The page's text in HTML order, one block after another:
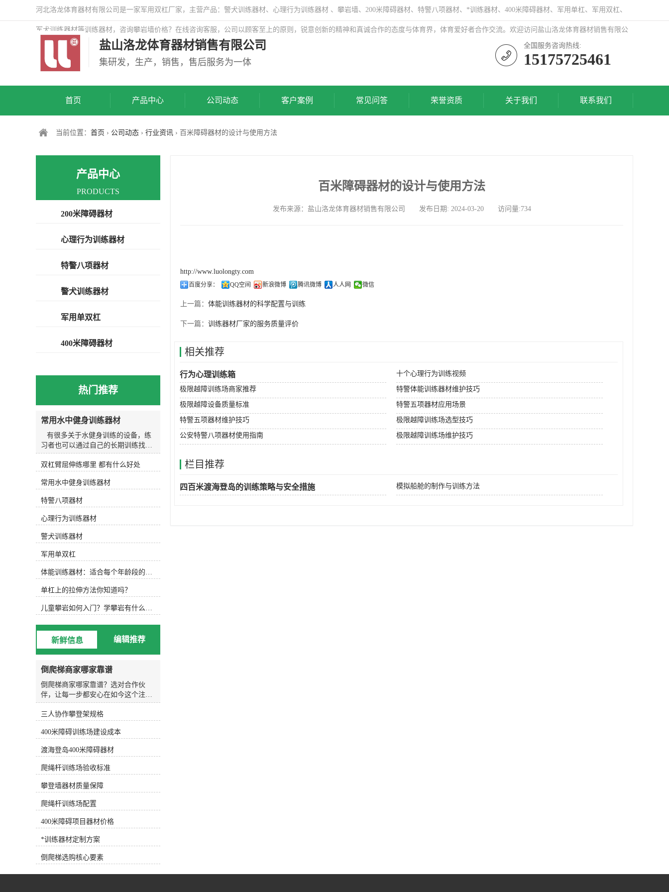
河北洛龙体育器材有限公司是一家军用双杠厂家，主营产品：警犬训练器材、心理行为训练器材 、攀岩墙、200米障碍器材、特警八项器材、*训练器材、400米障碍器材、军用单杠、军用双杠、
军犬训练器材等训练器材，咨询攀岩墙价格？在线咨询客服，公司以顾客至上的原则，锐意创新的精神和真诚合作的态度与体育界，体育爱好者合作交流。欢迎访问盐山洛龙体育器材销售有限公
盐山洛龙体育器材销售有限公司
集研发，生产，销售，售后服务为一体
全国服务咨询热线:
15175725461
首页 产品中心 公司动态 客户案例 常见问答 荣誉资质 关于我们 联系我们
当前位置： 首页 › 公司动态 › 行业资讯 › 百米障碍器材的设计与使用方法
百米障碍器材的设计与使用方法
发布来源：盐山洛龙体育器材销售有限公司 发布日期: 2024-03-20 访问量:734
http://www.luolongty.com
百度分享： QQ空间 新浪微博 腾讯微博 人人网 微信
上一篇： 体能训练器材的科学配置与训练
下一篇： 训练器材厂家的服务质量评价
相关推荐
行为心理训练箱 十个心理行为训练视频
极限越障训练场商家推荐 特警体能训练器材维护技巧
极限越障设备质量标准 特警五项器材应用场景
特警五项器材维护技巧 极限越障训练场选型技巧
公安特警八项器材使用指南 极限越障训练场维护技巧
栏目推荐
四百米渡海登岛的训练策略与安全措施 模拟船舱的制作与训练方法
产品中心
PRODUCTS
200米障碍器材
心理行为训练器材
特警八项器材
警犬训练器材
军用单双杠
400米障碍器材
热门推荐
常用水中健身训练器材
有很多关于水健身训练的设备，练
习者也可以通过自己的长期训练找到
和发明适合自己的水训练设备。今天
主要介绍以下设备，可根据实际水训
滑鞋 游泳池底部很滑，可以穿防滑
鞋，防止动作变形，稳定完成所需动
作。2.水阻手套水阻手套 徒手运动
后，可选择抗组设备，增加运动难
度，通过阻力手套增加划水面积，练
习水中手臂运动。3.水中健身棒水中
浮力健身棒 水中的健身棒不仅可以
为练习者提供浮力，还可以通过浮力
提供抗组训练，增加练习难度，非常
实用。此外，健身棒具有很强的可塑
性，可以增加练习兴趣，摆出各种创
意造型。4.水中健身哑铃浮力哑铃
类似于水中健身棒，水中健身哑铃也
能为练习者提供浮力和阻力，用哑铃
进行的水中搏击强度很大！5.阻力葵
花阻力葵花向日葵鞋套的阻力 向日
葵可以手持或穿在脚上，以增加水的
面积和水的阻力。6.打水板打水板
水板是游泳场较常见、较方便的设
备，随处可见，也可用作抗阻训练设
备。7.浮力腰带深水浮力腰带 将浮
力带系在腰部，可为人体提供巨大的
浮力，使练习者在水中轻松完成训练
练习者各自的健身目标需求，可以选
择和使用健身器材，事半功倍！
双杠臂屈伸练哪里 都有什么好处
常用水中健身训练器材
特警八项器材
心理行为训练器材
警犬训练器材
军用单双杠
体能训练器材：适合每个年龄段的训练
单杠上的拉伸方法你知道吗？
儿童攀岩如何入门？学攀岩有什么好处？带娃攀岩两年的全面经验分享
新鲜信息 编辑推荐
倒爬梯商家哪家靠谱
倒爬梯商家哪家靠谱？选对合作伙
伴，让每一步都安心在如今这个注重
健康与户外运动的时代，越来越多的
人开始寻求更专业、更安全的训练器
作为特定康复性锻炼的辅助工具，倒
爬梯（也常被称为反向爬梯或仰式爬
梯）凭借其独特的锻炼价值，逐渐走
进了大众视野。然而，面对市场上琳
琅满目的品牌和参差不齐的质量，如
何挑选一家靠谱的倒爬梯生产商家，
成了许多采购者和健身爱好者头疼的
问题。选择倒爬梯，不能只看“样子”
外观所迷惑，认为只要钢材够粗、焊
接够牢就行。但实际上，一台合格的
倒爬梯涉及人体工学设计、承重力学
计算、表面防滑处理以及长期使用的
耐候性等多个维度。劣质的倒爬梯不
仅无法提供良好的训练体验，更可能
三人协作攀登架规格
400米障碍训练场建设成本
渡海登岛400米障碍器材
爬绳杆训练场验收标准
攀登墙器材质量保障
爬绳杆训练场配置
400米障碍项目器材价格
*训练器材定制方案
倒爬梯选购核心要素